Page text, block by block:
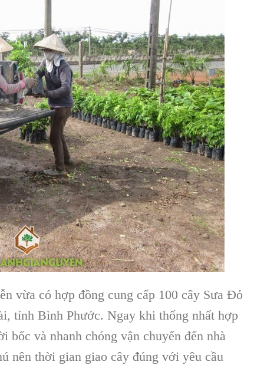
vừa có hợp đồng cung cấp 100 cây Sưa Đỏ
tỉnh Bình Phước. Ngay khi thống nhất hợp
bốc và nhanh chóng vận chuyển đến nhà
nên thời gian giao cây đúng với yêu cầu